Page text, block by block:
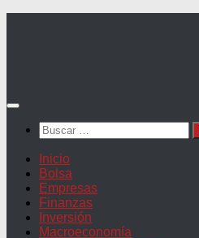
Buscar:
Inicio
Bolsa
Empresas
Finanzas
Inversión
Macroeconomía